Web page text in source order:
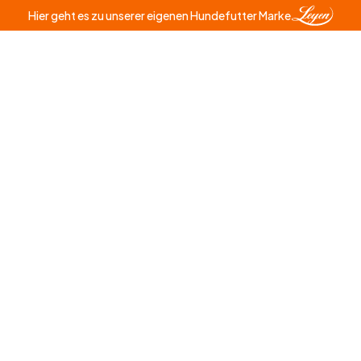
Hier geht es zu unserer eigenen Hundefutter Marke